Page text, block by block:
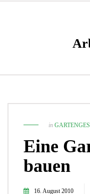
in
Eine
bauen
16. August 2010